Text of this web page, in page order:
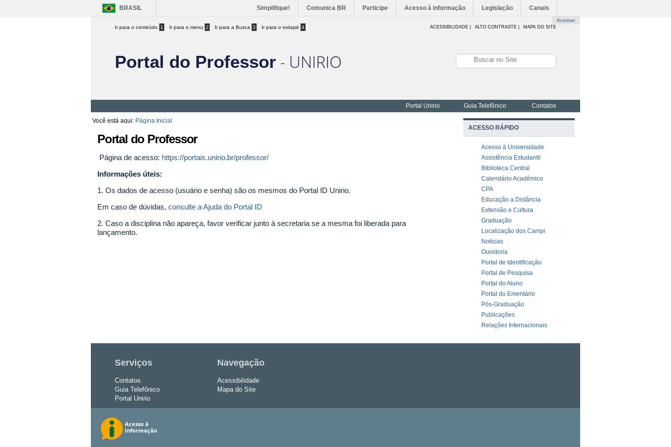
BRASIL Simplifique! Comunica BR Participe Acesso à informação Legislação Canais
Acessar
Ir para o conteúdo 1 Ir para o menu 2 Ir para a Busca 3 Ir para o rodapé 4 ACESSIBILIDADE ALTO CONTRASTE | MAPA DO SITE
Portal do Professor - UNIRIO
Portal Unirio Guia Telefônico Contatos
Você está aqui: Página Inicial
Portal do Professor
Página de acesso: https://portais.unirio.br/professor/
Informações úteis:
1. Os dados de acesso (usuário e senha) são os mesmos do Portal ID Unirio.
Em caso de dúvidas, consulte a Ajuda do Portal ID
2. Caso a disciplina não apareça, favor verificar junto à secretaria se a mesma foi liberada para
lançamento.
ACESSO RÁPIDO
Acesso à Universidade
Assistência Estudantil
Biblioteca Central
Calendário Acadêmico
CPA
Educação a Distância
Extensão e Cultura
Graduação
Localização dos Campi
Notícias
Ouvidoria
Portal de Identificação
Portal de Pesquisa
Portal do Aluno
Portal do Ementário
Pós-Graduação
Publicações
Relações Internacionais
Serviços
Contatos
Guia Telefônico
Portal Unirio
Navegação
Acessibilidade
Mapa do Site